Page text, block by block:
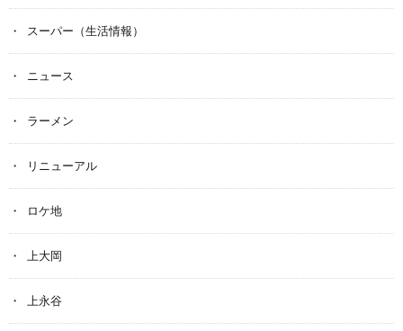
スーパー（生活情報）
ニュース
ラーメン
リニューアル
ロケ地
上大岡
上永谷